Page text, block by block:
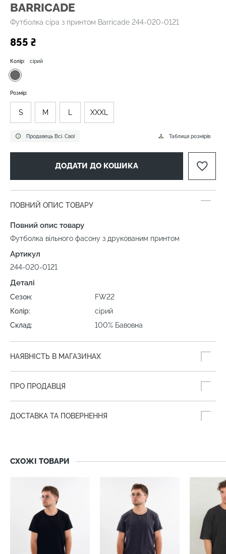
BARRICADE
Футболка сіра з принтом Barricade 244-020-0121
855 ₴
Продавець Всі. Свої
Колір: сірий
Таблиця розмірів
Розмір:
S M L XXXL
ДОДАТИ ДО КОШИКА
ПОВНИЙ ОПИС ТОВАРУ
Повний опис товару
Футболка вільного фасону з друкованим принтом
Артикул
244-020-0121
Деталі
Сезон:
FW22
Колір:
сірий
Склад:
100% Бавовна
НАЯВНІСТЬ В МАГАЗИНАХ
ПРО ПРОДАВЦЯ
ДОСТАВКА ТА ПОВЕРНЕННЯ
СХОЖІ ТОВАРИ